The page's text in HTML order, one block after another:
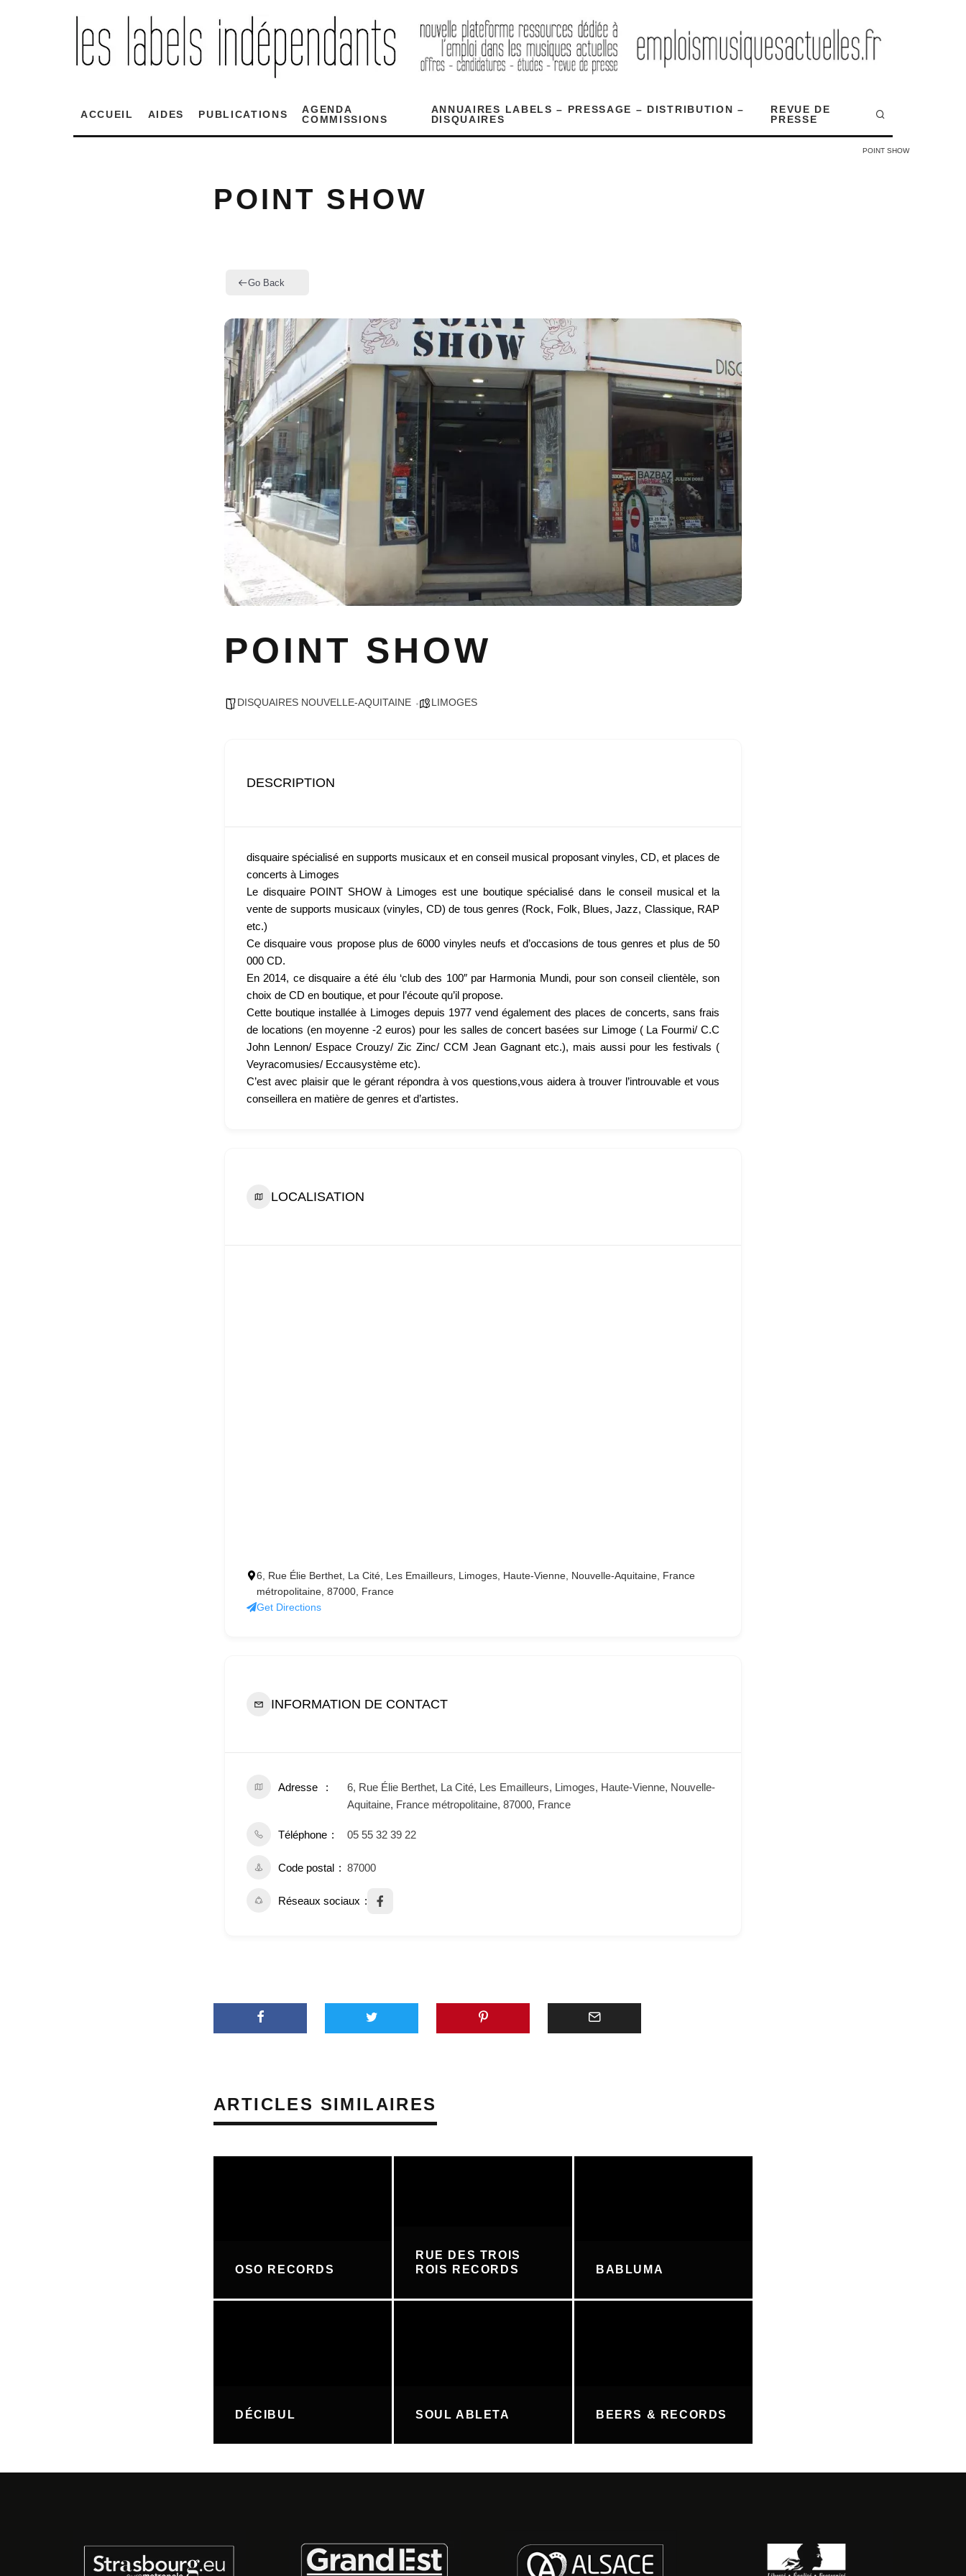
ACCUEIL AIDES PUBLICATIONS
AGENDA
COMMISSIONS
ANNUAIRES LABELS – PRESSAGE – DISTRIBUTION –
DISQUAIRES
REVUE DE
PRESSE
POINT SHOW
POINT SHOW
Go Back
POINT SHOW
DISQUAIRES NOUVELLE-AQUITAINE LIMOGES
DESCRIPTION
disquaire spécialisé en supports musicaux et en conseil musical proposant vinyles, CD, et places de
concerts à Limoges
Le disquaire POINT SHOW à Limoges est une boutique spécialisé dans le conseil musical et la
vente de supports musicaux (vinyles, CD) de tous genres (Rock, Folk, Blues, Jazz, Classique, RAP
etc.)
Ce disquaire vous propose plus de 6000 vinyles neufs et d’occasions de tous genres et plus de 50
000 CD.
En 2014, ce disquaire a été élu ‘club des 100″ par Harmonia Mundi, pour son conseil clientèle, son
choix de CD en boutique, et pour l’écoute qu’il propose.
Cette boutique installée à Limoges depuis 1977 vend également des places de concerts, sans frais
de locations (en moyenne -2 euros) pour les salles de concert basées sur Limoge ( La Fourmi/ C.C
John Lennon/ Espace Crouzy/ Zic Zinc/ CCM Jean Gagnant etc.), mais aussi pour les festivals (
Veyracomusies/ Eccausystème etc).
C’est avec plaisir que le gérant répondra à vos questions,vous aidera à trouver l’introuvable et vous
conseillera en matière de genres et d’artistes.
LOCALISATION
6, Rue Élie Berthet, La Cité, Les Emailleurs, Limoges, Haute-Vienne, Nouvelle-Aquitaine, France
métropolitaine, 87000, France
Get Directions
INFORMATION DE CONTACT
Adresse
6, Rue Élie Berthet, La Cité, Les Emailleurs, Limoges, Haute-Vienne, Nouvelle-
Aquitaine, France métropolitaine, 87000, France
Téléphone 05 55 32 39 22
Code postal 87000
Réseaux sociaux
ARTICLES SIMILAIRES
OSO RECORDS
RUE DES TROIS
ROIS RECORDS
BABLUMA
DÉCIBUL SOUL ABLETA BEERS & RECORDS